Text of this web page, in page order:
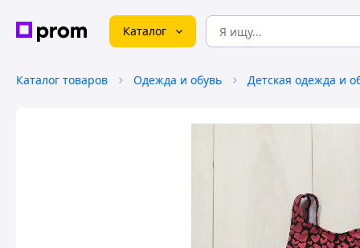
Каталог
Каталог товаров Одежда и обувь Детская одежда и